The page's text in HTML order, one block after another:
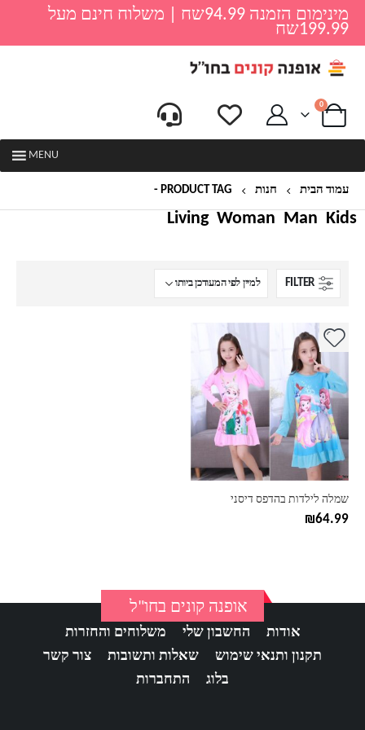
מינימום הזמנה 94.99שח | משלוח חינם מעל
199.99שח
0
MENU
עמוד הבית חנות PRODUCT TAG -
Kids
Man
Woman
Living
FILTER
שמלה לילדות בהדפס דיסני
₪64.99
למוצר
מספר
סוגים.
ניתן
לבחור
את
האפשרויות
בעמוד
המוצר
אופנה קונים בחו"ל
אודות החשבון שלי
משלוחים והחזרות
תקנון ותנאי שימוש
שאלות ותשובות
צור קשר
בלוג
התחברות